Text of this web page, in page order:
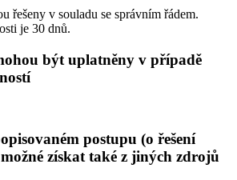
řešeny v souladu se správním řádem.
je 30 dnů.
být uplatněny v případě
postupu (o řešení
získat také z jiných zdrojů